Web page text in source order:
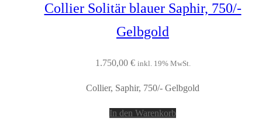
Collier Solitär blauer Saphir, 750/-
Gelbgold
1.750,00 € inkl. 19% MwSt.
Collier, Saphir, 750/- Gelbgold
In den Warenkorb